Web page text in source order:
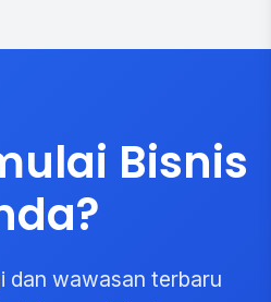
Bisnis
dan wawasan terbaru